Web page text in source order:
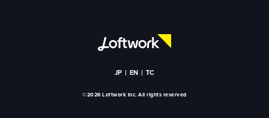
JP EN TC
©2026 Loftwork Inc. All rights reserved